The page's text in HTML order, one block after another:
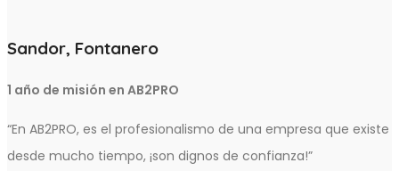
Sandor, Fontanero
1 año de misión en AB2PRO
“En AB2PRO, es el profesionalismo de una empresa que existe
desde mucho tiempo, ¡son dignos de confianza!”